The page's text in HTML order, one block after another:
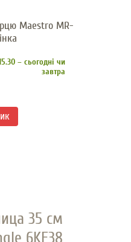
Maestro MR-
– сьогодні чи
завтра